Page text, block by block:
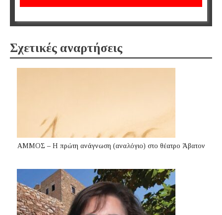
Σχετικές αναρτήσεις
ΑΜΜΟΣ – Η πρώτη ανάγνωση (αναλόγιο) στο θέατρο Άβατον